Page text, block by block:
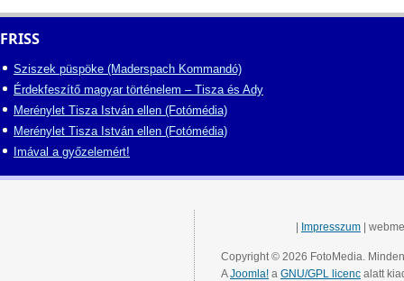
FRISS
Sziszek püspöke (Maderspach Kommandó)
Érdekfeszítő magyar történelem – Tisza és Ady
Merénylet Tisza István ellen (Fotómédia)
Merénylet Tisza István ellen (Fotómédia)
Imával a győzelemért!
Impresszum |
Copyright © 2026 FotoMedia.
AJoomla! a GNU/GPL licenc alatt